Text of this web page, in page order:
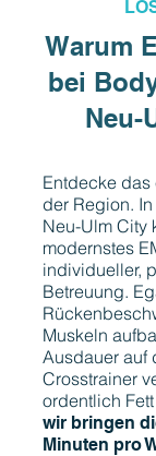
Warum
bei
Neu-
Entdecke das
der Region.
Neu-Ulm City
modernstes
individueller,
Betreuung.
Muskeln
Ausdauer auf
Crosstrainer
ordentlich
wir bringen
Minuten pro